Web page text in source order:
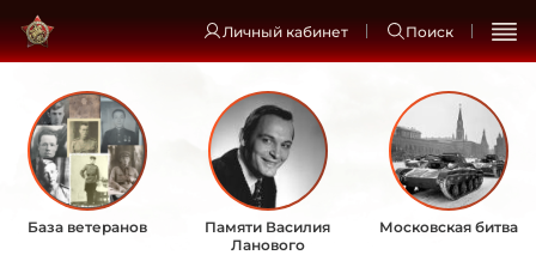
Личный кабинет Поиск
База ветеранов
Памяти Василия
Ланового
Московская битва